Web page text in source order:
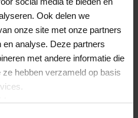
Ook delen we
onze site met onze partners
analyse. Deze partners
met andere informatie die
hebben verzameld op basis
jou thuis bezorgen!